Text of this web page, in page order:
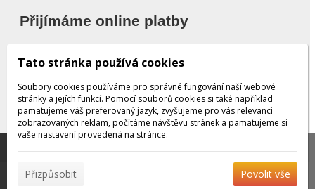
Přijímáme online platby
Děkujeme za důvěru
© 2026 WEXBO | |Přihlásit
pomáhají poskytovat služby. Používáním našich služeb
vyjadřujete souhlas s používáním souborů cookies.Více
✖
Tato stránka používá cookies
Soubory cookies používáme pro správné fungování naší webové
stránky a jejích funkcí. Pomocí souborů cookies si také například
pamatujeme váš preferovaný jazyk, zvyšujeme pro vás relevanci
zobrazovaných reklam, počítáme návštěvu stránek a pamatujeme si
vaše nastavení provedená na stránce.
Přizpůsobit Povolit vše